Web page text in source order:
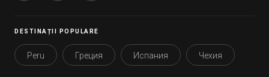
DESTINAȚII POPULARE
Peru Греция Испания Чехия